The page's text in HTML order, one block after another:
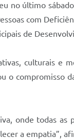
no último
com
de
culturais e
compromisso
onde todas as
a empatia”,